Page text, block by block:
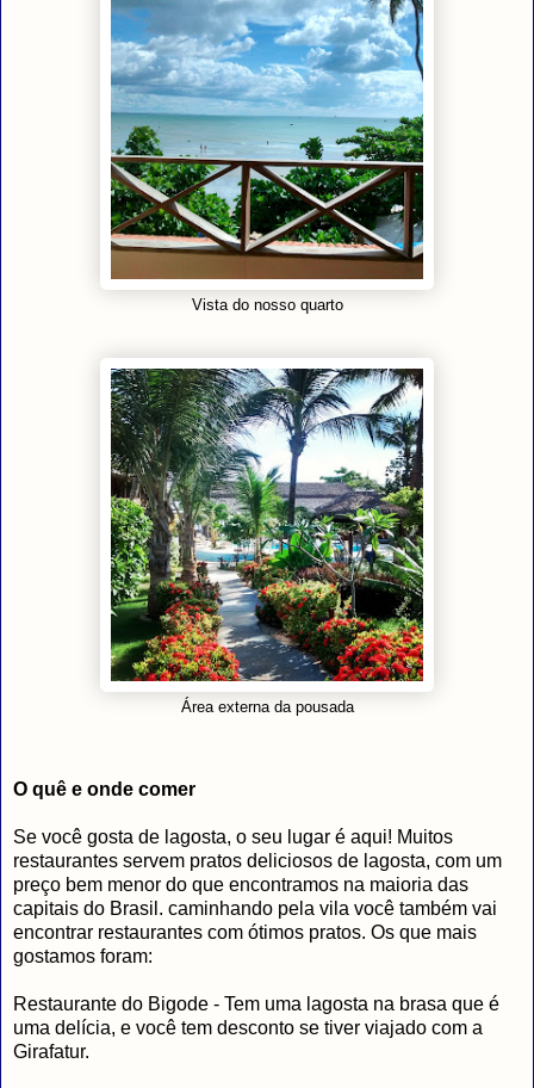
Vista do nosso quarto
Área externa da pousada
O quê e onde comer
Se você gosta de lagosta, o seu lugar é aqui! Muitos
restaurantes servem pratos deliciosos de lagosta, com um
preço bem menor do que encontramos na maioria das
capitais do Brasil. caminhando pela vila você também vai
encontrar restaurantes com ótimos pratos. Os que mais
gostamos foram:
Restaurante do Bigode - Tem uma lagosta na brasa que é
uma delícia, e você tem desconto se tiver viajado com a
Girafatur.